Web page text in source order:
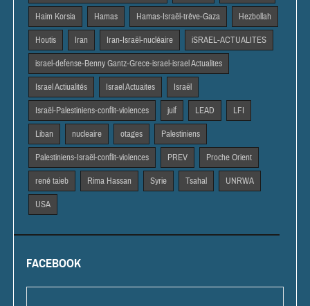
Haim Korsia Hamas Hamas-Israël-trêve-Gaza Hezbollah
Houtis Iran Iran-Israël-nucléaire iSRAEL-ACTUALITES
israel-defense-Benny Gantz-Grece-israel-israel Actualites
Israel Actiualités Israel Actuaites Israël
Israël-Palestiniens-conflit-violences juif LEAD LFI
Liban nucleaire otages Palestiniens
Palestiniens-Israël-conflit-violences PREV Proche Orient
rené taieb Rima Hassan Syrie Tsahal UNRWA
USA
FACEBOOK